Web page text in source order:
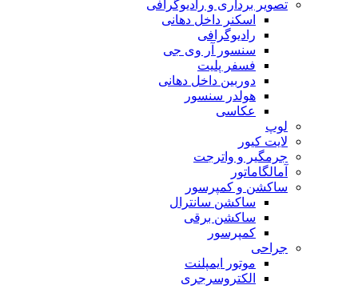
تصویر برداری و رادیوگرافی
اسکنر داخل دهانی
رادیوگرافی
سنسور آر وی جی
فسفر پلیت
دوربین داخل دهانی
هولدر سنسور
عکاسی
لوپ
لایت کیور
جرمگیر و واترجت
آمالگاماتور
ساکشن و کمپرسور
ساکشن سانترال
ساکشن برقی
کمپرسور
جراحی
موتور ایمپلنت
الکتروسرجری